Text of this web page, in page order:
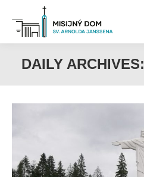
DAILY ARCHIVES: